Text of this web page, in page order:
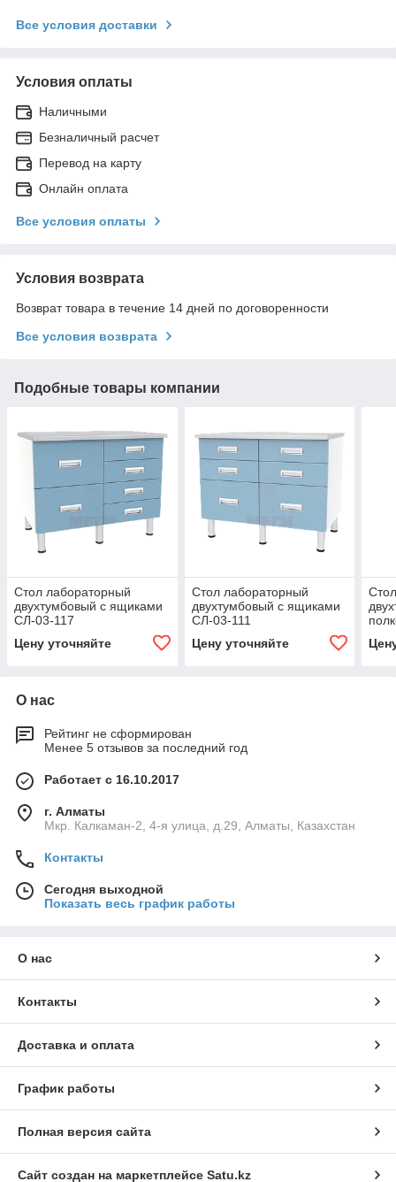
Все условия доставки
Условия оплаты
Наличными
Безналичный расчет
Перевод на карту
Онлайн оплата
Все условия оплаты
Условия возврата
Возврат товара в течение 14 дней по договоренности
Все условия возврата
Подобные товары компании
Стол лабораторный
двухтумбовый с ящиками
СЛ-03-117
Цену уточняйте
Стол лабораторный
двухтумбовый с ящиками
СЛ-03-111
Цену уточняйте
114)
О нас
Рейтинг не сформирован
Менее 5 отзывов за последний год
Работает с 16.10.2017
г. Алматы
Мкр. Калкаман-2, 4-я улица, д.29, Алматы, Казахстан
Контакты
Сегодня выходной
Показать весь график работы
О нас
Контакты
Доставка и оплата
График работы
Полная версия сайта
Сайт создан на маркетплейсе Satu.kz